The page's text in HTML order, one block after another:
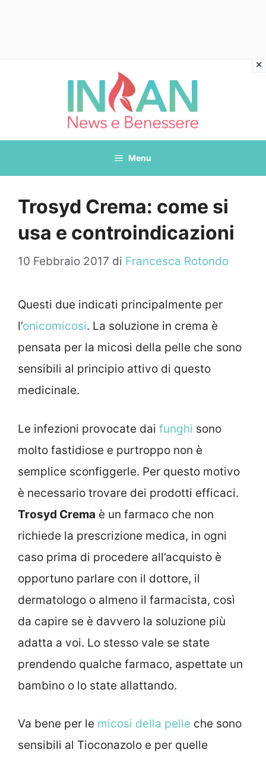
Menu
Trosyd Crema: come si
usa e controindicazioni
10 Febbraio 2017 di Francesca Rotondo
Questi due indicati principalmente per
l’onicomicosi. La soluzione in crema è
pensata per la micosi della pelle che sono
sensibili al principio attivo di questo
medicinale.
Le infezioni provocate dai funghi sono
molto fastidiose e purtroppo non è
semplice sconfiggerle. Per questo motivo
è necessario trovare dei prodotti efficaci.
Trosyd Crema è un farmaco che non
richiede la prescrizione medica, in ogni
caso prima di procedere all’acquisto è
opportuno parlare con il dottore, il
dermatologo o almeno il farmacista, così
da capire se è davvero la soluzione più
adatta a voi. Lo stesso vale se state
prendendo qualche farmaco, aspettate un
bambino o lo state allattando.
Va bene per le micosi della pelle che sono
sensibili al Tioconazolo e per quelle